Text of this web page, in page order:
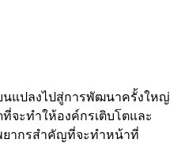
ปลงไปสู่การพัฒนาครั้งใหญ่
ะทำให้องค์กรเติบโตและ
ยากรสำคัญที่จะทำหน้าที่